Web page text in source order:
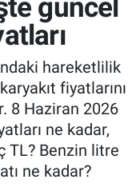
güncel
hareketlilik
fiyatlarını
8 Haziran 2026
ne kadar,
TL? Benzin litre
ne kadar?